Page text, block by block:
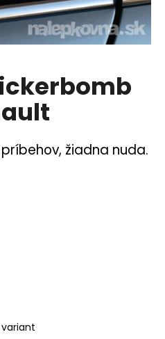
žiadna nuda.